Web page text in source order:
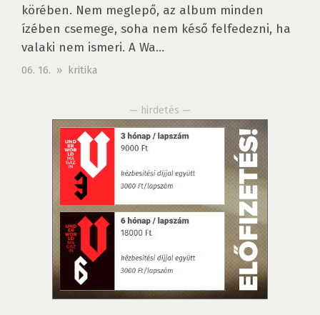
körében. Nem meglepő, az album minden
ízében csemege, soha nem késő felfedezni, ha
valaki nem ismeri. A Wa...
06. 16. » kritika
— hirdetés —